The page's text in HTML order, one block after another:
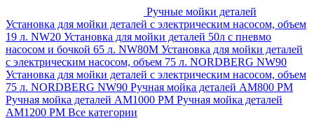
Ручные мойки деталей
Установка для мойки деталей с электрическим насосом, объем
19 л. NW20 Установка для мойки деталей 50л с пневмо
насосом и бочкой 65 л. NW80M Установка для мойки деталей
с электрическим насосом, объем 75 л. NORDBERG NW90
Установка для мойки деталей с электрическим насосом, объем
75 л. NORDBERG NW90 Ручная мойка деталей АМ800 РМ
Ручная мойка деталей АМ1000 РМ Ручная мойка деталей
АМ1200 РМ Все категории